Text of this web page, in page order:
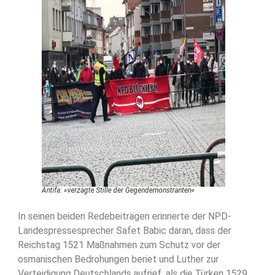
Antifa: »verzagte Stille der Gegendemonstranten«
In seinen beiden Redebeiträgen erinnerte der NPD-
Landespressesprecher Safet Babic daran, dass der
Reichstag 1521 Maßnahmen zum Schutz vor der
osmanischen Bedrohungen beriet und Luther zur